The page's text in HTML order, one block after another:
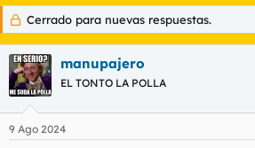
n
c
i
a
d
o
r
d
e
c
h
d
e
n
Cerrado para nuevas respuestas.
manupajero
EL TONTO LA POLLA
9 Ago 2024